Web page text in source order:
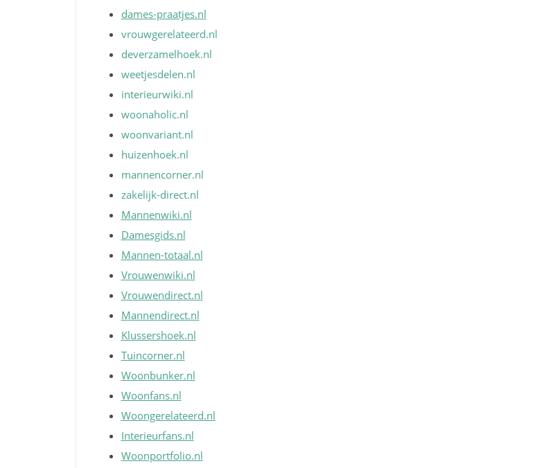
dames-praatjes.nl
vrouwgerelateerd.nl
deverzamelhoek.nl
weetjesdelen.nl
interieurwiki.nl
woonaholic.nl
woonvariant.nl
huizenhoek.nl
mannencorner.nl
zakelijk-direct.nl
Mannenwiki.nl
Damesgids.nl
Mannen-totaal.nl
Vrouwenwiki.nl
Vrouwendirect.nl
Mannendirect.nl
Klussershoek.nl
Tuincorner.nl
Woonbunker.nl
Woonfans.nl
Woongerelateerd.nl
Interieurfans.nl
Woonportfolio.nl